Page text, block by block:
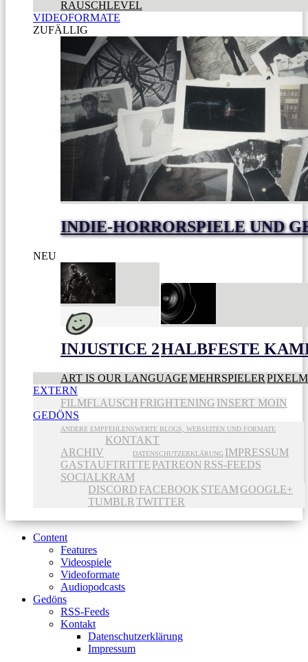
RAUSCHLEVEL
VIDEOFORMATE
ZUFÄLLIG
INDIE-HORRORSPIELE UND
NEU
INJUSTICE 2HALBFESTE
ART IS OUR LANGUAGEMEHRSPIELER
EXTERN
FILMFLAUSCH FRIGHTENING INSERT MOIN
GEDÖNS
ANDERE EMPFEHLENSWERTE BLOGS, WEBSEITEN UND FORMATE
ARCHIV
KONTAKT
DATENSCHUTZERKLÄRUNG IMPRESSUM
GASTAUFTRITTE PATREON RSS-FEEDS
SOCIALKRAM
DISCORD FACEBOOK STEAMGOOGLE+
TUMBLR TWITTER
Content
Features
Videospiele
Videoformate
Audiopodcasts
Gedöns
RSS-Feeds
Kontakt
Datenschutzerklärung
Impressum